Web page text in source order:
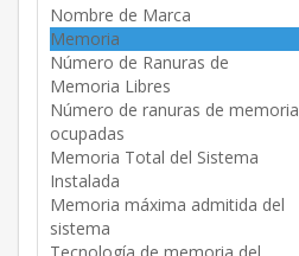
Nombre de Marca
Memoria
Número de Ranuras de
Memoria Libres
Número de ranuras de memoria
ocupadas
Memoria Total del Sistema
Instalada
Memoria máxima admitida del
sistema